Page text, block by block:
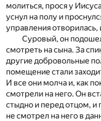
молиться, прося у
уснул на полу и
управления отворилась,
Суровый, он
смотреть на сына. За
другие добровольные
помещение стали
И все они молча и, как
смотрели на него. Он
стыдно и перед отцом, и
не смотрел на него в